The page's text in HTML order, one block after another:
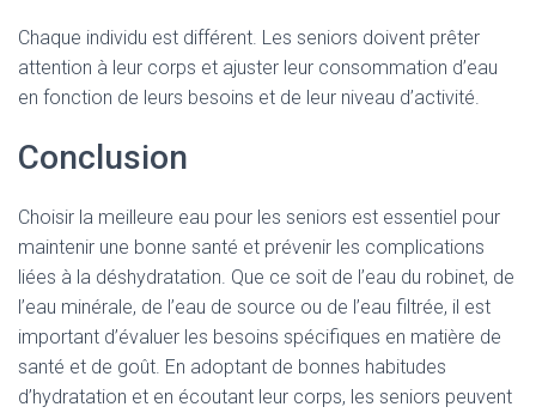
Chaque individu est différent. Les seniors doivent prêter
attention à leur corps et ajuster leur consommation d’eau
en fonction de leurs besoins et de leur niveau d’activité.
Conclusion
Choisir la meilleure eau pour les seniors est essentiel pour
maintenir une bonne santé et prévenir les complications
liées à la déshydratation. Que ce soit de l’eau du robinet, de
l’eau minérale, de l’eau de source ou de l’eau filtrée, il est
important d’évaluer les besoins spécifiques en matière de
santé et de goût. En adoptant de bonnes habitudes
d’hydratation et en écoutant leur corps, les seniors peuvent